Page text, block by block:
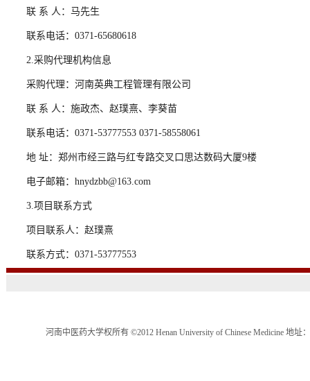
联 系 人：马先生
联系电话：0371-65680618
2.采购代理机构信息
采购代理：河南英典工程管理有限公司
联 系 人：施政杰、赵璞熹、李葵苗
联系电话：0371-53777553 0371-58558061
地 址：郑州市经三路与红专路交叉口思达数码大厦9楼
电子邮箱：hnydzbb@163.com
3.项目联系方式
项目联系人：赵璞熹
联系方式：0371-53777553
河南中医药大学权所有 ©2012 Henan University of Chinese Medicine 地